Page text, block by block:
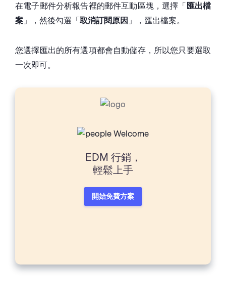
在電子郵件分析報告裡的郵件互動區塊，選擇「 匯出檔
案 」，然後勾選「取消訂閱原因 」，匯出檔案。
您選擇匯出的所有選項都會自動儲存，所以您只要選取
一次即可。
EDM 行銷，
輕鬆上手
開始免費方案